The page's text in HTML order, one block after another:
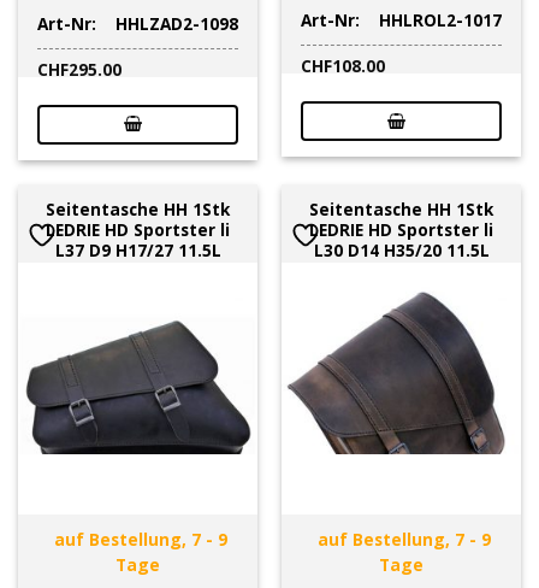
Art-Nr:
HHLZAD2-1098
CHF295.00
Art-Nr:
HHLROL2-1017
CHF108.00
Seitentasche HH 1Stk
LEDRIE HD Sportster li
L37 D9 H17/27 11.5L
auf Bestellung, 7 - 9
Tage
Seitentasche HH 1Stk
LEDRIE HD Sportster li
L30 D14 H35/20 11.5L
auf Bestellung, 7 - 9
Tage